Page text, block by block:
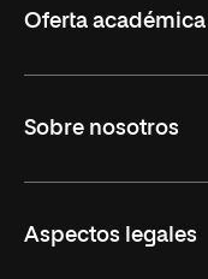
Oferta académica
Maestrías
Sobre nosotros
Trabaja en UNIR
Aspectos legales